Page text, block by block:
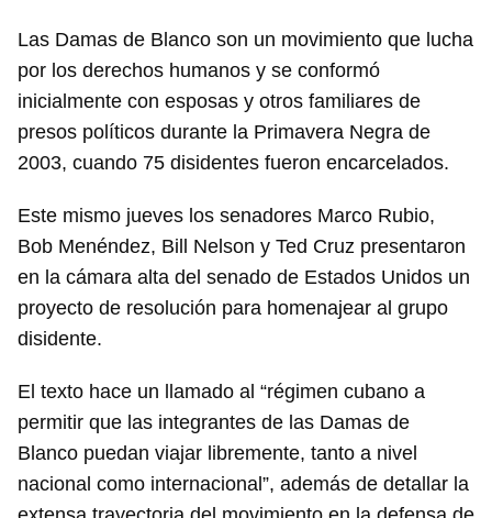
Las Damas de Blanco son un movimiento que lucha
por los derechos humanos y se conformó
inicialmente con esposas y otros familiares de
presos políticos durante la Primavera Negra de
2003, cuando 75 disidentes fueron encarcelados.
Este mismo jueves los senadores Marco Rubio,
Bob Menéndez, Bill Nelson y Ted Cruz presentaron
en la cámara alta del senado de Estados Unidos un
proyecto de resolución para homenajear al grupo
disidente.
El texto hace un llamado al “régimen cubano a
permitir que las integrantes de las Damas de
Blanco puedan viajar libremente, tanto a nivel
nacional como internacional”, además de detallar la